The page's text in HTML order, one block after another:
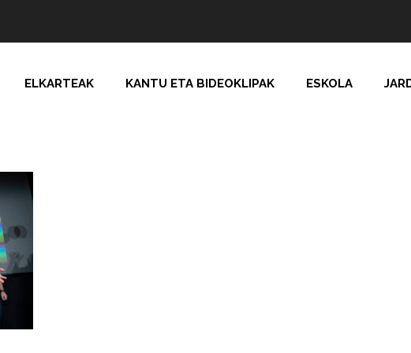
ELKARTEAK KANTU ETA BIDEOKLIPAK ESKOLA